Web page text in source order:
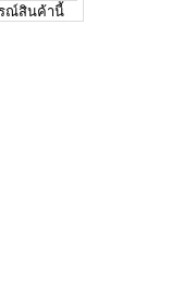
ณ์สินค้านี้